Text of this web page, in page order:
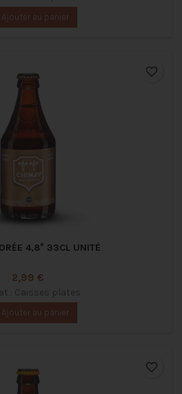
Ajouter au panier
4,8° 33CL UNITÉ
Prix
2,99 €
: Caisses plates
Ajouter au panier
favorite_border
favorite_border